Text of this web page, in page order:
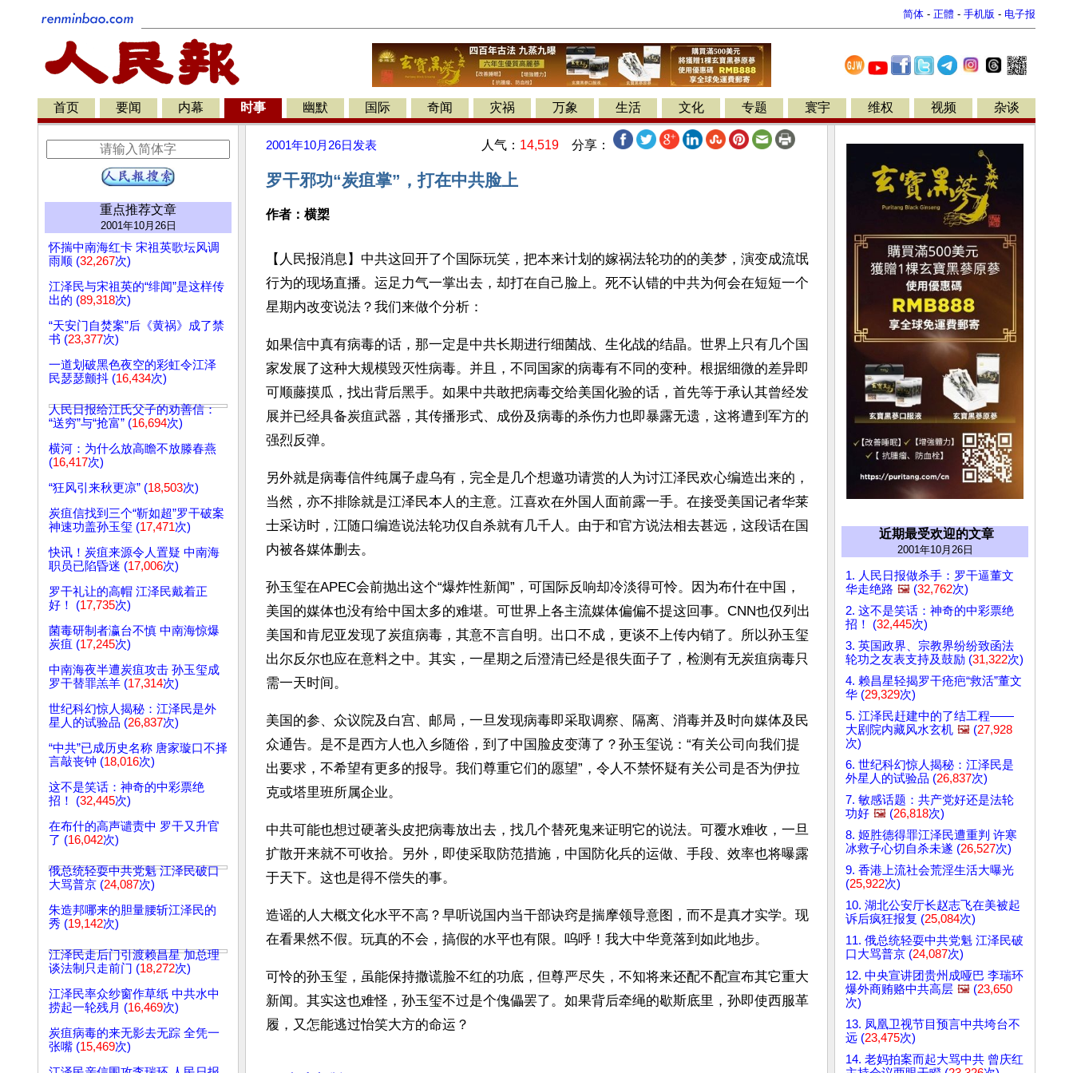
简体 - 正體 - 手机版 - 电子报
首页 要闻 内幕 时事 幽默 国际 奇闻 灾祸 万象 生活 文化 专题 寰宇 维权 视频 杂谈
重点推荐文章
2001年10月26日
怀揣中南海红卡 宋祖英歌坛风调
雨顺 (32,267次)
江泽民与宋祖英的“绯闻”是这样传
出的 (89,318次)
“天安门自焚案”后《黄祸》成了禁
书 (23,377次)
一道划破黑色夜空的彩虹令江泽
民瑟瑟颤抖 (16,434次)
人民日报给江氏父子的劝善信：
“送穷”与“抢富” (16,694次)
横河：为什么放高瞻不放滕春燕
(16,417次)
“狂风引来秋更凉” (18,503次)
炭疽信找到三个“靳如超”罗干破案
神速功盖孙玉玺 (17,471次)
快讯！炭疽来源令人置疑 中南海
职员已陷昏迷 (17,006次)
罗干礼让的高帽 江泽民戴着正
好！ (17,735次)
菌毒研制者瀛台不慎 中南海惊爆
炭疽 (17,245次)
中南海夜半遭炭疽攻击 孙玉玺成
罗干替罪羔羊 (17,314次)
世纪科幻惊人揭秘：江泽民是外
星人的试验品 (26,837次)
“中共”已成历史名称 唐家璇口不择
言敲丧钟 (18,016次)
这不是笑话：神奇的中彩票绝
招！ (32,445次)
在布什的高声谴责中 罗干又升官
了 (16,042次)
俄总统轻耍中共党魁 江泽民破口
大骂普京 (24,087次)
朱造邦哪来的胆量腰斩江泽民的
秀 (19,142次)
江泽民走后门引渡赖昌星 加总理
谈法制只走前门 (18,272次)
江泽民率众纱窗作草纸 中共水中
捞起一轮残月 (16,469次)
炭疽病毒的来无影去无踪 全凭一
张嘴 (15,469次)
2001年10月26日 发表 人气： 14,519 分享：
罗干邪功“炭疽掌”，打在中共脸上
作者：横槊
【人民报消息】中共这回开了个国际玩笑，把本来计划的嫁祸法轮功的的美梦，演变成流氓
行为的现场直播。运足力气一掌出去，却打在自己脸上。死不认错的中共为何会在短短一个
星期内改变说法？我们来做个分析：
如果信中真有病毒的话，那一定是中共长期进行细菌战、生化战的结晶。世界上只有几个国
家发展了这种大规模毁灭性病毒。并且，不同国家的病毒有不同的变种。根据细微的差异即
可顺藤摸瓜，找出背后黑手。如果中共敢把病毒交给美国化验的话，首先等于承认其曾经发
展并已经具备炭疽武器，其传播形式、成份及病毒的杀伤力也即暴露无遗，这将遭到军方的
强烈反弹。
另外就是病毒信件纯属子虚乌有，完全是几个想邀功请赏的人为讨江泽民欢心编造出来的，
当然，亦不排除就是江泽民本人的主意。江喜欢在外国人面前露一手。在接受美国记者华莱
士采访时，江随口编造说法轮功仅自杀就有几千人。由于和官方说法相去甚远，这段话在国
内被各媒体删去。
孙玉玺在APEC会前抛出这个“爆炸性新闻”，可国际反响却冷淡得可怜。因为布什在中国，
美国的媒体也没有给中国太多的难堪。可世界上各主流媒体偏偏不提这回事。CNN也仅列出
美国和肯尼亚发现了炭疽病毒，其意不言自明。出口不成，更谈不上传内销了。所以孙玉玺
出尔反尔也应在意料之中。其实，一星期之后澄清已经是很失面子了，检测有无炭疽病毒只
需一天时间。
美国的参、众议院及白宫、邮局，一旦发现病毒即采取调察、隔离、消毒并及时向媒体及民
众通告。是不是西方人也入乡随俗，到了中国脸皮变薄了？孙玉玺说：“有关公司向我们提
出要求，不希望有更多的报导。我们尊重它们的愿望”，令人不禁怀疑有关公司是否为伊拉
克或塔里班所属企业。
中共可能也想过硬著头皮把病毒放出去，找几个替死鬼来证明它的说法。可覆水难收，一旦
扩散开来就不可收拾。另外，即使采取防范措施，中国防化兵的运做、手段、效率也将曝露
于天下。这也是得不偿失的事。
造谣的人大概文化水平不高？早听说国内当干部诀窍是揣摩领导意图，而不是真才实学。现
在看果然不假。玩真的不会，搞假的水平也有限。呜呼！我大中华竟落到如此地步。
可怜的孙玉玺，虽能保持撒谎脸不红的功底，但尊严尽失，不知将来还配不配宣布其它重大
新闻。其实这也难怪，孙玉玺不过是个傀儡罢了。如果背后牵绳的歇斯底里，孙即使西服革
履，又怎能逃过怡笑大方的命运？
近期最受欢迎的文章
2001年10月26日
1. 人民日报做杀手：罗干逼董文
华走绝路 🖼️ (32,762次)
2. 这不是笑话：神奇的中彩票绝
招！ (32,445次)
3. 英国政界、宗教界纷纷致函法
轮功之友表支持及鼓励 (31,322次)
4. 赖昌星轻揭罗干疮疤“救活”董文
华 (29,329次)
5. 江泽民赶建中的了结工程——
大剧院内藏风水玄机 🖼️ (27,928
次)
6. 世纪科幻惊人揭秘：江泽民是
外星人的试验品 (26,837次)
7. 敏感话题：共产党好还是法轮
功好 🖼️ (26,818次)
8. 姬胜德得罪江泽民遭重判 许寒
冰救子心切自杀未遂 (26,527次)
9. 香港上流社会荒淫生活大曝光
(25,922次)
10. 湖北公安厅长赵志飞在美被起
诉后疯狂报复 (25,084次)
11. 俄总统轻耍中共党魁 江泽民破
口大骂普京 (24,087次)
12. 中央宣讲团贵州成哑巴 李瑞环
爆外商贿赂中共高层 🖼️ (23,650
次)
13. 凤凰卫视节目预言中共垮台不
远 (23,475次)
14. 老妈拍案而起大骂中共 曾庆红